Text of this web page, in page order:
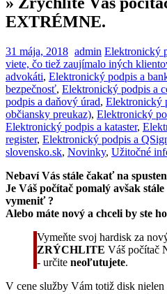
EXTRÉMNE.
31 mája, 2018 admin Elektronický
viete, čo tiež zaujímalo iných
advokáti, Elektronický podpis a
bezpečnosť, Elektronický podpis a
podpis a daňový úrad, Elektronický
občiansky preukaz), Elektronický
Elektronický podpis a kataster,
register, Elektronický podpis a
slovensko.sk, Novinky, Užitočné
Nebaví Vás stále čakať na
Je Váš počítač pomalý avšak
vymeniť ?
Alebo máte nový a chceli by ste
Vymeňte svoj hardisk za
ZRÝCHLITE Váš počítač
- určite neoľutujete.
V cene služby Vám totiž disk nielen